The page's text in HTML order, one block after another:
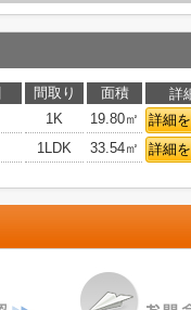
間取り 面積 詳
1K 19.80㎡ 詳細
1LDK 33.54㎡ 詳細